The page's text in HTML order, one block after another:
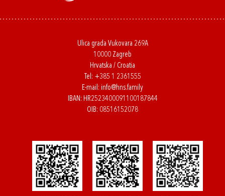
Ulica grada Vukovara 269A
10000 Zagreb
Hrvatska / Croatia
Tel: +385 1 2361555
E-mail: info@hns.family
IBAN: HR2523400091100187844
OIB: 08516152078